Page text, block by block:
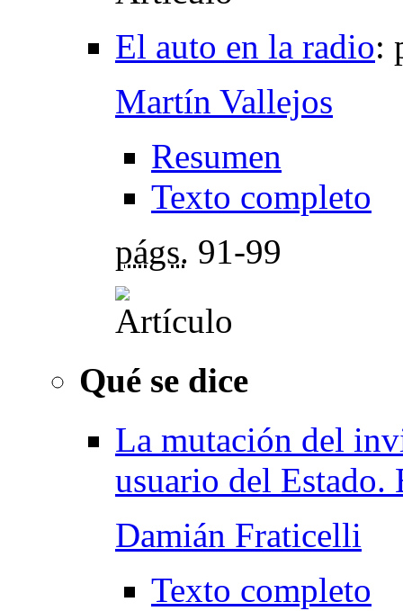
El auto en la radio:
Martín Vallejos
Resumen
Texto completo
págs. 91-99
Qué se dice
La mutación del
usuario del
Damián Fraticelli
Texto completo